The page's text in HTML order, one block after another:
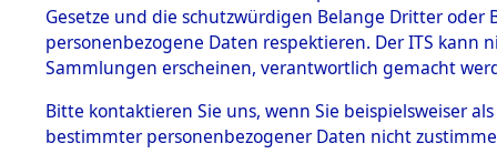
1.2.9.1
Effekten aus
dem KZ
Dachau
1.2.9.2
Effekten aus
dem KZ
Gesetze und die schutzwürdigen Belange Dritter
personenbezogene Daten respektieren. Der ITS
Sammlungen erscheinen, verantwortlich gemacht
Bitte kontaktieren Sie uns, wenn Sie beispielsweiser
bestimmter personenbezogener Daten nicht